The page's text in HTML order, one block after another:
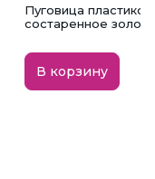
Пуговица
состаренное
В корзину